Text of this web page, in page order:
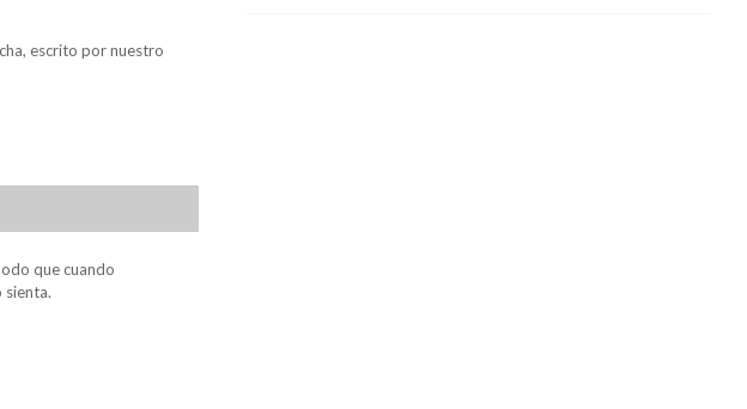
escrito por nuestro
que cuando
sienta.